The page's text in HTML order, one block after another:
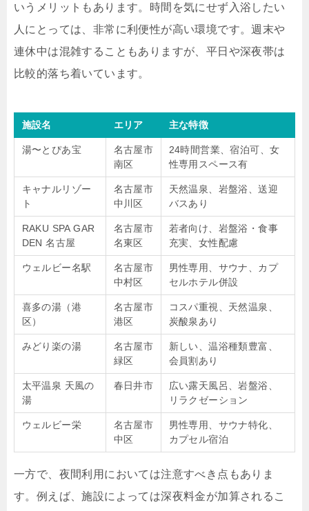
いうメリットもあります。時間を気にせず入浴したい
人にとっては、非常に利便性が高い環境です。週末や
連休中は混雑することもありますが、平日や深夜帯は
比較的落ち着いています。
施設名 エリア 主な特徴
湯〜とぴあ宝
名古屋市
南区
24時間営業、宿泊可、女
性専用スペース有
キャナルリゾー
ト
名古屋市
中川区
天然温泉、岩盤浴、送迎
バスあり
RAKU SPA GAR
DEN 名古屋
名古屋市
名東区
若者向け、岩盤浴・食事
充実、女性配慮
ウェルビー名駅
名古屋市
中村区
男性専用、サウナ、カプ
セルホテル併設
喜多の湯（港
区）
名古屋市
港区
コスパ重視、天然温泉、
炭酸泉あり
みどり楽の湯
名古屋市
緑区
新しい、温浴種類豊富、
会員割あり
太平温泉 天風の
湯
春日井市
広い露天風呂、岩盤浴、
リラクゼーション
ウェルビー栄
名古屋市
中区
男性専用、サウナ特化、
カプセル宿泊
一方で、夜間利用においては注意すべき点もありま
す。例えば、施設によっては深夜料金が加算されるこ